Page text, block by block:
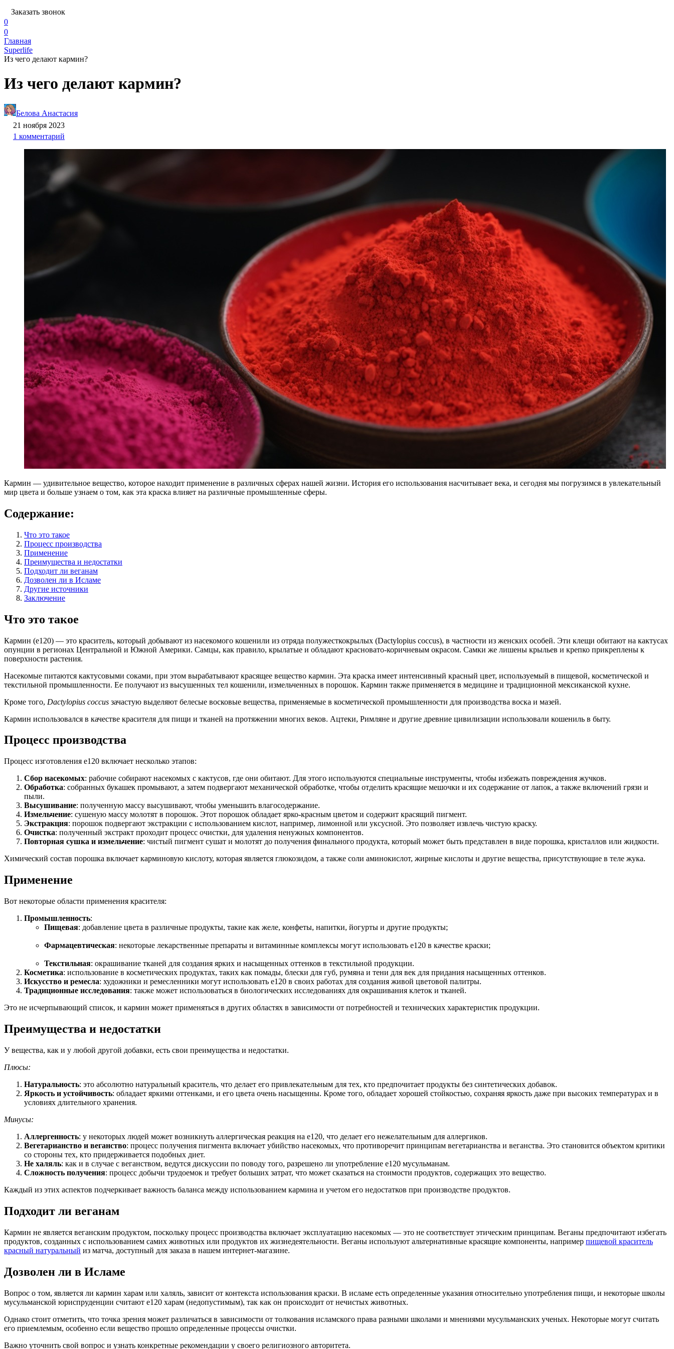
Заказать звонок
0
0
Главная
Superlife
Из чего делают кармин?
Из чего делают кармин?
Белова Анастасия
21 ноября 2023
1 комментарий
Кармин — удивительное вещество, которое находит применение в различных сферах нашей жизни. История его использования насчитывает века, и сегодня мы погрузимся в увлекательный
мир цвета и больше узнаем о том, как эта краска влияет на различные промышленные сферы.
Содержание:
Что это такое
Процесс производства
Применение
Преимущества и недостатки
Подходит ли веганам
Дозволен ли в Исламе
Другие источники
Заключение
Что это такое
Кармин (е120) — это краситель, который добывают из насекомого кошенили из отряда полужесткокрылых (Dactylopius coccus), в частности из женских особей. Эти клещи обитают на кактусах
опунции в регионах Центральной и Южной Америки. Самцы, как правило, крылатые и обладают красновато-коричневым окрасом. Самки же лишены крыльев и крепко прикреплены к
поверхности растения.
Насекомые питаются кактусовыми соками, при этом вырабатывают красящее вещество кармин. Эта краска имеет интенсивный красный цвет, используемый в пищевой, косметической и
текстильной промышленности. Ее получают из высушенных тел кошенили, измельченных в порошок. Кармин также применяется в медицине и традиционной мексиканской кухне.
Кроме того, Dactylopius coccus зачастую выделяют белесые восковые вещества, применяемые в косметической промышленности для производства воска и мазей.
Кармин использовался в качестве красителя для пищи и тканей на протяжении многих веков. Ацтеки, Римляне и другие древние цивилизации использовали кошениль в быту.
Процесс производства
Процесс изготовления е120 включает несколько этапов:
Сбор насекомых: рабочие собирают насекомых с кактусов, где они обитают. Для этого используются специальные инструменты, чтобы избежать повреждения жучков.
Обработка: собранных букашек промывают, а затем подвергают механической обработке, чтобы отделить красящие мешочки и их содержание от лапок, а также включений грязи и
пыли.
Высушивание: полученную массу высушивают, чтобы уменьшить влагосодержание.
Измельчение: сушеную массу молотят в порошок. Этот порошок обладает ярко-красным цветом и содержит красящий пигмент.
Экстракция: порошок подвергают экстракции с использованием кислот, например, лимонной или уксусной. Это позволяет извлечь чистую краску.
Очистка: полученный экстракт проходит процесс очистки, для удаления ненужных компонентов.
Повторная сушка и измельчение: чистый пигмент сушат и молотят до получения финального продукта, который может быть представлен в виде порошка, кристаллов или жидкости.
Химический состав порошка включает карминовую кислоту, которая является глюкозидом, а также соли аминокислот, жирные кислоты и другие вещества, присутствующие в теле жука.
Применение
Вот некоторые области применения красителя:
Промышленность:
Пищевая: добавление цвета в различные продукты, такие как желе, конфеты, напитки, йогурты и другие продукты;
Фармацевтическая: некоторые лекарственные препараты и витаминные комплексы могут использовать е120 в качестве краски;
Текстильная: окрашивание тканей для создания ярких и насыщенных оттенков в текстильной продукции.
Косметика: использование в косметических продуктах, таких как помады, блески для губ, румяна и тени для век для придания насыщенных оттенков.
Искусство и ремесла: художники и ремесленники могут использовать е120 в своих работах для создания живой цветовой палитры.
Традиционные исследования: также может использоваться в биологических исследованиях для окрашивания клеток и тканей.
Это не исчерпывающий список, и кармин может применяться в других областях в зависимости от потребностей и технических характеристик продукции.
Преимущества и недостатки
У вещества, как и у любой другой добавки, есть свои преимущества и недостатки.
Плюсы:
Натуральность: это абсолютно натуральный краситель, что делает его привлекательным для тех, кто предпочитает продукты без синтетических добавок.
Яркость и устойчивость: обладает яркими оттенками, и его цвета очень насыщенны. Кроме того, обладает хорошей стойкостью, сохраняя яркость даже при высоких температурах и в
условиях длительного хранения.
Минусы:
Аллергенность: у некоторых людей может возникнуть аллергическая реакция на е120, что делает его нежелательным для аллергиков.
Вегетарианство и веганство: процесс получения пигмента включает убийство насекомых, что противоречит принципам вегетарианства и веганства. Это становится объектом критики
со стороны тех, кто придерживается подобных диет.
Не халяль: как и в случае с веганством, ведутся дискуссии по поводу того, разрешено ли употребление е120 мусульманам.
Сложность получения: процесс добычи трудоемок и требует больших затрат, что может сказаться на стоимости продуктов, содержащих это вещество.
Каждый из этих аспектов подчеркивает важность баланса между использованием кармина и учетом его недостатков при производстве продуктов.
Подходит ли веганам
Кармин не является веганским продуктом, поскольку процесс производства включает эксплуатацию насекомых — это не соответствует этическим принципам. Веганы предпочитают избегать
продуктов, созданных с использованием самих животных или продуктов их жизнедеятельности. Веганы используют альтернативные красящие компоненты, например пищевой краситель
красный натуральный из матча, доступный для заказа в нашем интернет-магазине.
Дозволен ли в Исламе
Вопрос о том, является ли кармин харам или халяль, зависит от контекста использования краски. В исламе есть определенные указания относительно употребления пищи, и некоторые школы
мусульманской юриспруденции считают е120 харам (недопустимым), так как он происходит от нечистых животных.
Однако стоит отметить, что точка зрения может различаться в зависимости от толкования исламского права разными школами и мнениями мусульманских ученых. Некоторые могут считать
его приемлемым, особенно если вещество прошло определенные процессы очистки.
Важно уточнить свой вопрос и узнать конкретные рекомендации у своего религиозного авторитета.